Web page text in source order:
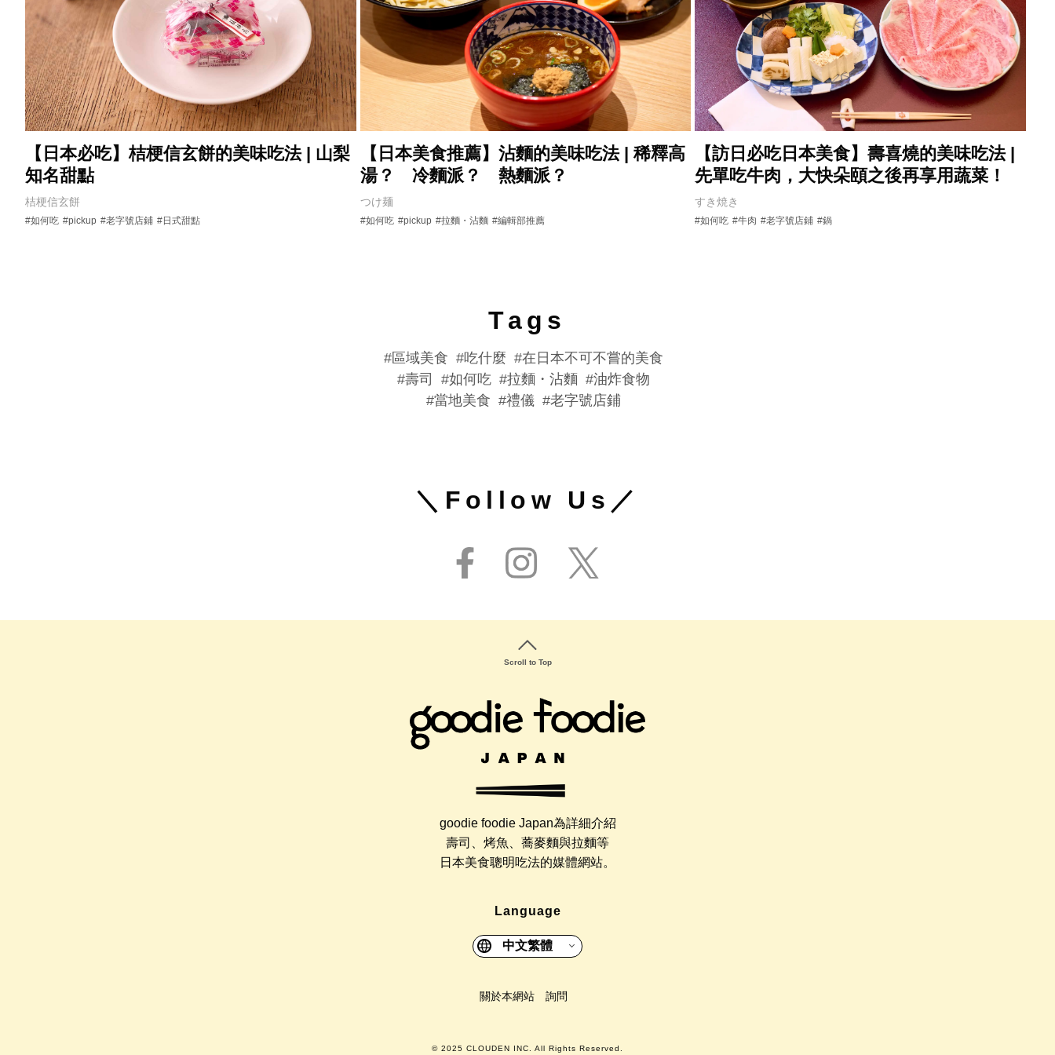
【日本必吃】桔梗信玄餅的美味吃法 | 山梨
知名甜點
桔梗信玄餅
#如何吃 #pickup #老字號店鋪 #日式甜點
【日本美食推薦】沾麵的美味吃法 | 稀釋高
湯？ 冷麵派？ 熱麵派？
つけ麺
#如何吃 #pickup #拉麵・沾麵 #編輯部推薦
【訪日必吃日本美食】壽喜燒的美味吃法 |
先單吃牛肉，大快朵頤之後再享用蔬菜！
すき焼き
#如何吃 #牛肉 #老字號店鋪 #鍋
Tags
區域美食 吃什麼
在日本不可不嘗的美食
壽司
如何吃 拉麵・沾麵
油炸食物
當地美食
禮儀 老字號店鋪
＼Follow Us／
Scroll to Top
goodie foodie Japan為詳細介紹
壽司、烤魚、蕎麥麵與拉麵等
日本美食聰明吃法的媒體網站。
Language
中文繁體
關於本網站 詢問
© 2025 CLOUDEN INC. All Rights Reserved.